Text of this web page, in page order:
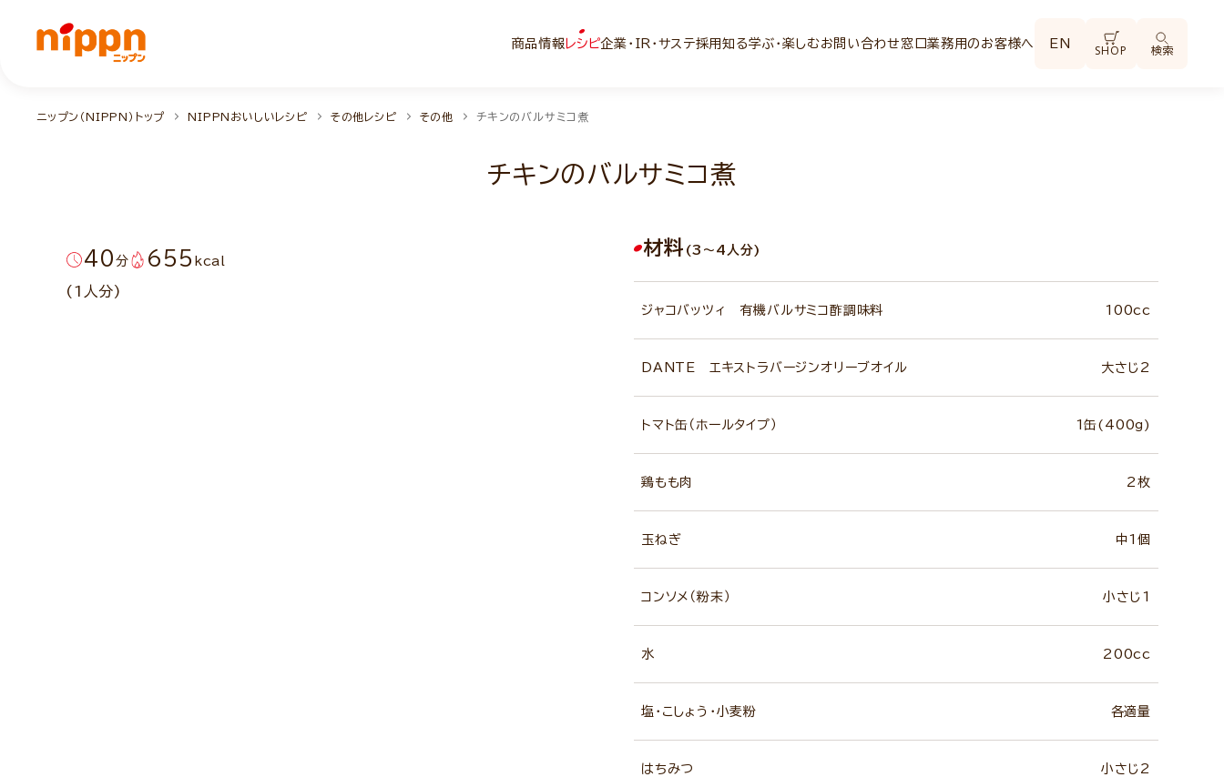
商品情報 レシピ企業・IR・サステ採用知る学ぶ・楽しむお問い合わせ窓口業務用のお客様へ EN SHOP 検索
ニップン（NIPPN）トップ NIPPNおいしいレシピ その他レシピ その他 チキンのバルサミコ煮
チキンのバルサミコ煮
40 分 655 kcal
(1人分)
材料 (3～4人分)
ジャコバッツィ 有機バルサミコ酢調味料 100cc
DANTE エキストラバージンオリーブオイル 大さじ2
トマト缶（ホールタイプ） 1缶(400g)
鶏もも肉 2枚
玉ねぎ 中1個
コンソメ（粉末） 小さじ1
水 200cc
塩・こしょう・小麦粉 各適量
はちみつ 小さじ2